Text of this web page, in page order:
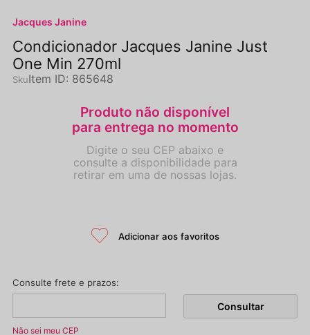
Jacques Janine
Condicionador Jacques Janine Just
One Min 270ml
Item ID: 865648
Não sei meu CEP